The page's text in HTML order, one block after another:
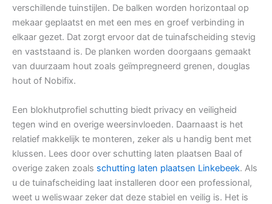
verschillende tuinstijlen. De balken worden horizontaal op
mekaar geplaatst en met een mes en groef verbinding in
elkaar gezet. Dat zorgt ervoor dat de tuinafscheiding stevig
en vaststaand is. De planken worden doorgaans gemaakt
van duurzaam hout zoals geïmpregneerd grenen, douglas
hout of Nobifix.
Een blokhutprofiel schutting biedt privacy en veiligheid
tegen wind en overige weersinvloeden. Daarnaast is het
relatief makkelijk te monteren, zeker als u handig bent met
klussen. Lees door over schutting laten plaatsen Baal of
overige zaken zoals schutting laten plaatsen Linkebeek. Als
u de tuinafscheiding laat installeren door een professional,
weet u weliswaar zeker dat deze stabiel en veilig is. Het is